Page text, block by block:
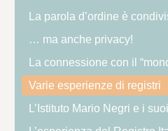
La parola d’ordine è
… ma anche privacy!
La connessione con il
Varie esperienze di registri
L’Istituto Mario Negri e i